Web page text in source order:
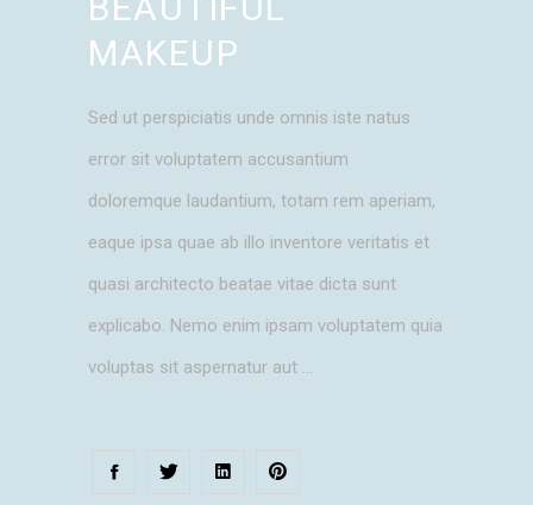
MAKEUP
Sed ut perspiciatis unde omnis iste natus
error sit voluptatem accusantium
doloremque laudantium, totam rem aperiam,
eaque ipsa quae ab illo inventore veritatis et
quasi architecto beatae vitae dicta sunt
explicabo. Nemo enim ipsam voluptatem quia
voluptas sit aspernatur aut